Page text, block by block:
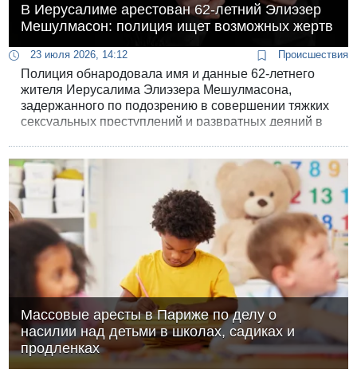
В Иерусалиме арестован 62-летний Элиэзер
Мешулмасон: полиция ищет возможных жертв
23 июля 2026, 14:12 Происшествия
Полиция обнародовала имя и данные 62-летнего
жителя Иерусалима Элиэзера Мешулмасона,
задержанного по подозрению в совершении тяжких
сексуальных преступлений и развратных деяний в
целью поиска других пострадавших.
Массовые аресты в Париже по делу о
насилии над детьми в школах, садиках и
продленках